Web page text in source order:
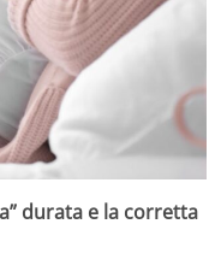
durata e la corretta